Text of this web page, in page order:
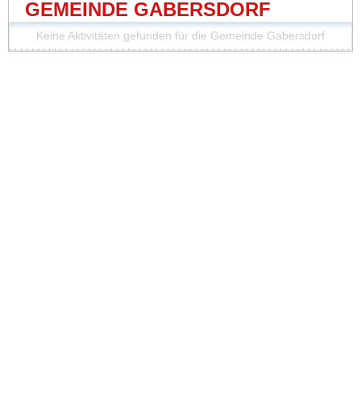
GEMEINDE GABERSDORF
Keine Aktivitäten gefunden für die Gemeinde Gabersdorf